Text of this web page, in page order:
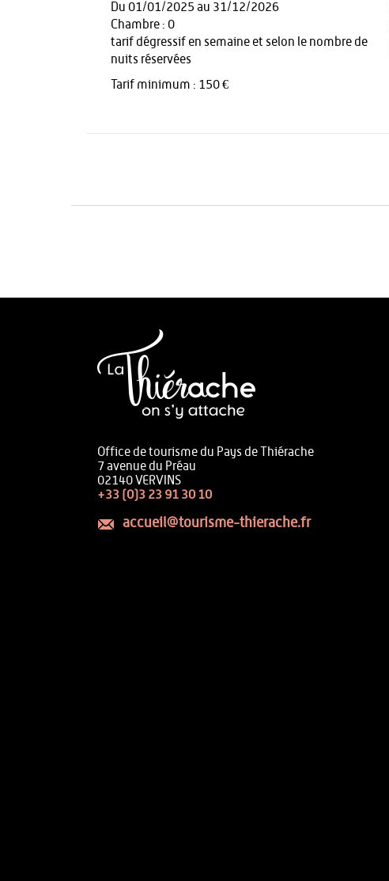
Du 01/01/2025 au 31/12/2026
Chambre : 0
tarif dégressif en semaine et selon le nombre de
nuits réservées
Tarif minimum : 150 €
Office de tourisme du Pays de Thiérache
7 avenue du Préau
02140 VERVINS
+33 (0)3 23 91 30 10
accueil@tourisme-thierache.fr